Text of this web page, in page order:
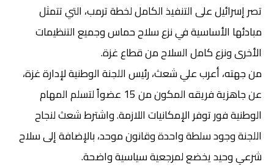
تصر إسرائيل على التنفيذ الكامل لخطة ترمب، التي تتمثل
مبادئها الأساسية في نزع سلاح حماس وجميع التنظيمات
الأخرى ونزع كامل السلاح من قطاع غزة.
من جهته، أعرب علي شعث، رئيس اللجنة الوطنية لإدارة غزة،
عن جاهزية فريقه المكون من 15 عضواً لتسلم المهام
الوطنية فور توفر الإمكانيات اللازمة. واشترط شعث لنجاح
اللجنة وجود سلطة واحدة وقانون موحد، بالإضافة إلى سلاح
شرعي وحيد يخضع لمرجعية سياسية واضحة.